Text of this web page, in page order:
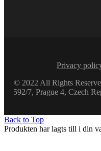
Privacy
© 2022 All Rights
592/7, Prague 4, Czech
Back to Top
Produkten har lagts till i din